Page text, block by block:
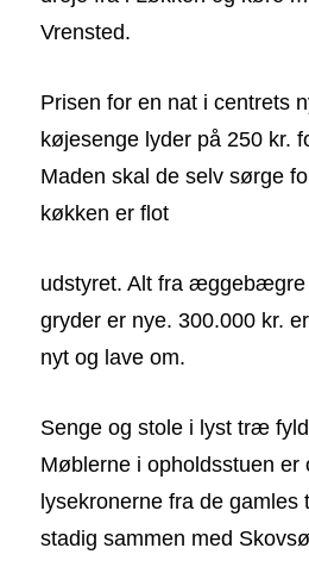
Vrensted.
Prisen for en nat i centrets
køjesenge lyder på 250 kr.
Maden skal de selv sørge
køkken er flot
udstyret. Alt fra æggebægre
gryder er nye. 300.000 kr.
nyt og lave om.
Senge og stole i lyst træ
Møblerne i opholdsstuen er
lysekronerne fra de
stadig sammen med